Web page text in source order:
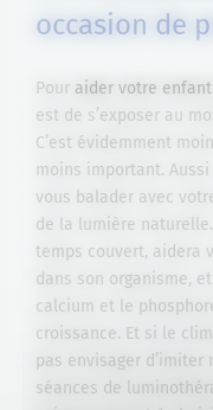
occasion de
Pour aider votre
est de s’exposer au
C’est évidemment
moins important.
vous balader avec
de la lumière
temps couvert, aidera
dans son organisme,
calcium et le
croissance. Et si le
pas envisager d’imiter
séances de